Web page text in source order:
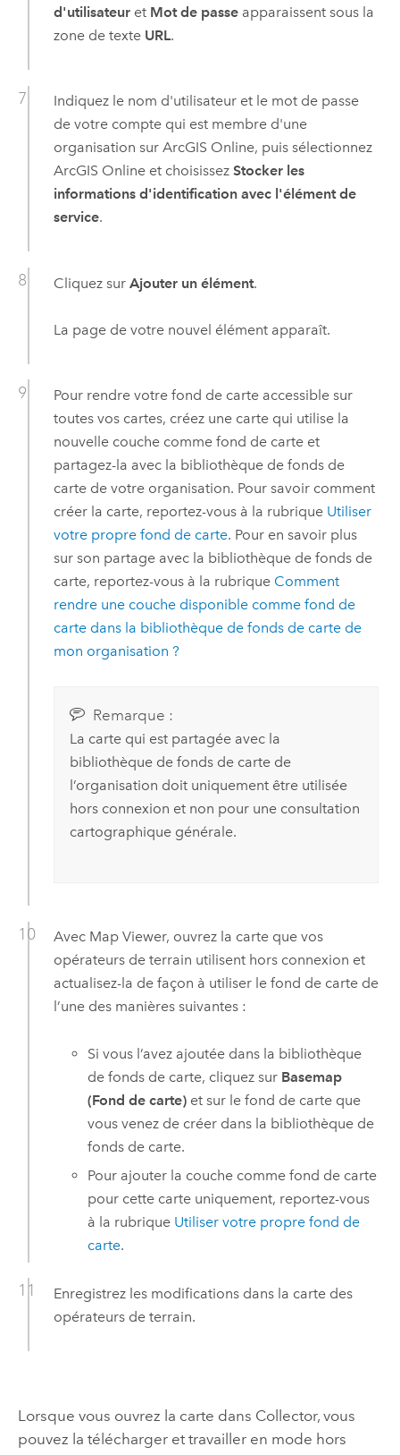
d'utilisateuret Mot de passeapparaissent sous la
zone de texte URL.
Indiquez le nom d'utilisateur et le mot de passe
de votre compte qui est membre d'une
organisation sur ArcGIS Online, puis sélectionnez
ArcGIS Onlineet choisissez Stocker les
informations d'identification avec l'élément de
service.
Cliquez sur Ajouter un élément.
La page de votre nouvel élément apparaît.
Pour rendre votre fond de carte accessible sur
toutes vos cartes, créez une carte qui utilise la
nouvelle couche comme fond de carte et
partagez-la avec la bibliothèque de fonds de
carte de votre organisation. Pour savoir comment
créer la carte, reportez-vous à la rubrique Utiliser
votre propre fond de carte. Pour en savoir plus
sur son partage avec la bibliothèque de fonds de
carte, reportez-vous à la rubrique Comment
rendre une couche disponible comme fond de
carte dans la bibliothèque de fonds de carte de
mon organisation ?
Remarque :
La carte qui est partagée avec la
bibliothèque de fonds de carte de
l’organisation doit uniquement être utilisée
hors connexion et non pour une consultation
cartographique générale.
Avec Map Viewer, ouvrez la carte que vos
opérateurs de terrain utilisent hors connexion et
actualisez-la de façon à utiliser le fond de carte de
l’une des manières suivantes :
Si vous l’avez ajoutée dans la bibliothèque
de fonds de carte, cliquez sur Basemap
(Fond de carte) et sur le fond de carte que
vous venez de créer dans la bibliothèque de
fonds de carte.
Pour ajouter la couche comme fond de carte
pour cette carte uniquement, reportez-vous
à la rubrique Utiliser votre propre fond de
carte.
Enregistrez les modifications dans la carte des
opérateurs de terrain.
Lorsque vous ouvrez la carte dans Collector, vous
pouvez la télécharger et travailler en mode hors